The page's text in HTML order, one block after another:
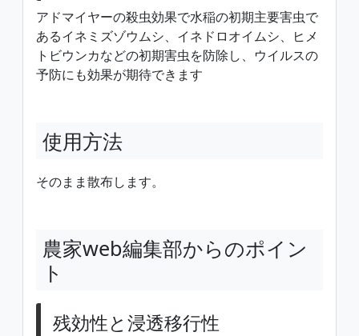
アドマイヤーの殺虫効果で水稲の初期主要害虫で
あるイネミズゾウムシ、イネドロオイムシ、ヒメ
トビウンカなどの初期害虫を防除し、ウイルスの
予防にも効果が期待できます
使用方法
そのまま散布します。
農家web編集部からのポイン
ト
残効性と浸透移行性